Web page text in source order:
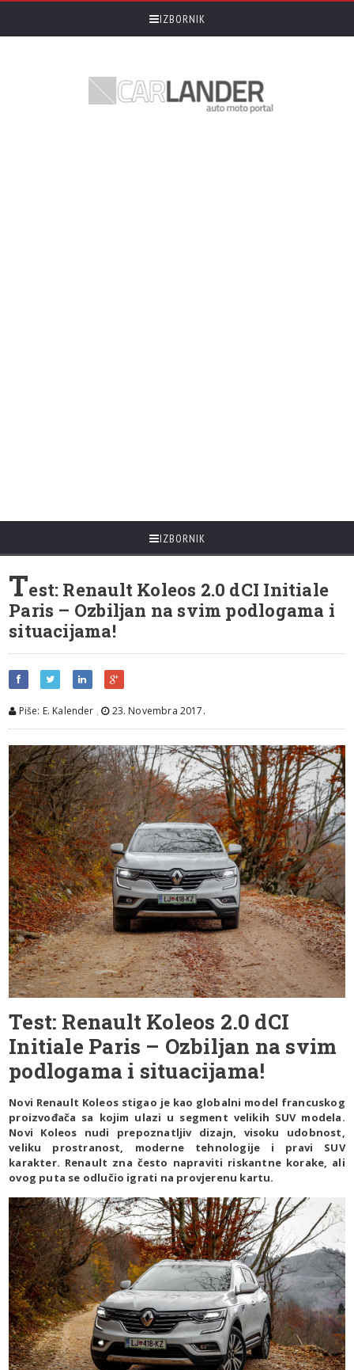
IZBORNIK
IZBORNIK
Test: Renault Koleos 2.0 dCI Initiale
Paris – Ozbiljan na svim podlogama i
situacijama!
Piše: E. Kalender , 23. Novembra 2017.
Test: Renault Koleos 2.0 dCI
Initiale Paris – Ozbiljan na svim
podlogama i situacijama!
Novi Renault Koleos stigao je kao globalni model francuskog
proizvođača sa kojim ulazi u segment velikih SUV modela.
Novi Koleos nudi prepoznatljiv dizajn, visoku udobnost,
veliku prostranost, moderne tehnologije i pravi SUV
karakter. Renault zna često napraviti riskantne korake, ali
ovog puta se odlučio igrati na provjerenu kartu.